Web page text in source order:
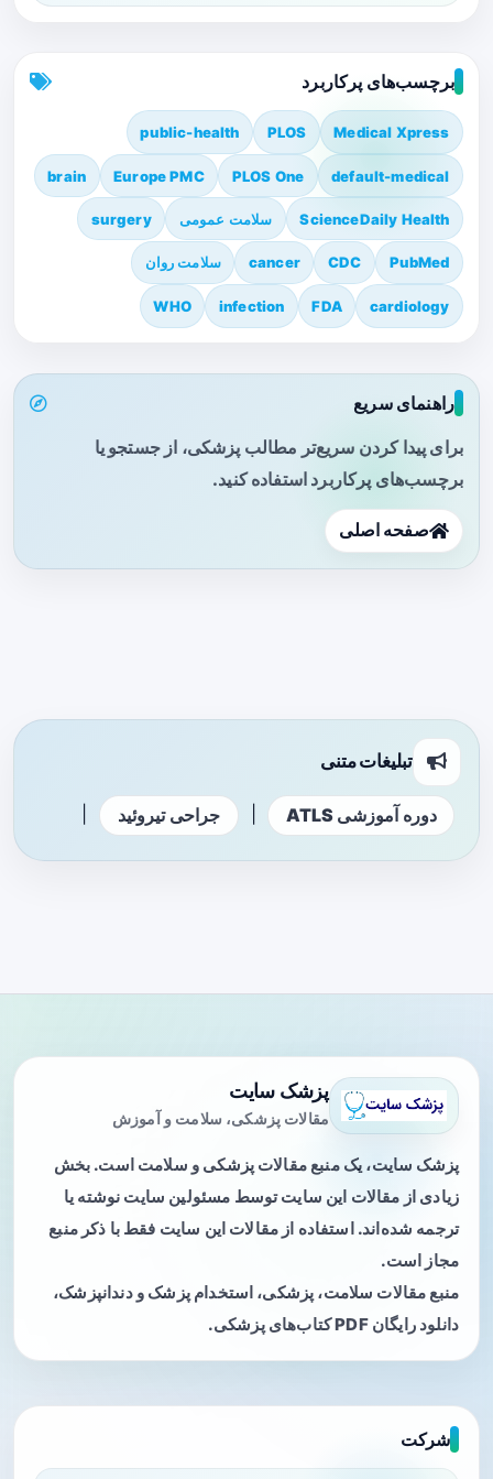
برچسب‌های پرکاربرد
Medical Xpress
PLOS
public-health
default-medical
PLOS One
Europe PMC
brain
ScienceDaily Health سلامت عمومی surgery
PubMed
CDC
cancer سلامت روان
cardiology
FDA
infection
WHO
راهنمای سریع
برای پیدا کردن سریع‌تر مطالب پزشکی، از جستجو یا
برچسب‌های پرکاربرد استفاده کنید.
صفحه اصلی
تبلیغات متنی
دوره آموزشی ATLS جراحی تیروئید
پزشک سایت
مقالات پزشکی، سلامت و آموزش
پزشک سایت، یک منبع مقالات پزشکی و سلامت است. بخش
زیادی از مقالات این سایت توسط مسئولین سایت نوشته یا
ترجمه شده‌اند. استفاده از مقالات این سایت فقط با ذکر منبع
مجاز است.
منبع مقالات سلامت، پزشکی، استخدام پزشک و دندانپزشک،
دانلود رایگان PDF کتاب‌های پزشکی.
شرکت